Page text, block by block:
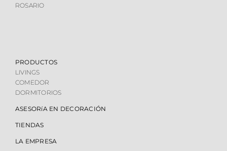
ROSARIO
PRODUCTOS
LIVINGS
COMEDOR
DORMITORIOS
ASESORíA EN DECORACIÓN
TIENDAS
LA EMPRESA